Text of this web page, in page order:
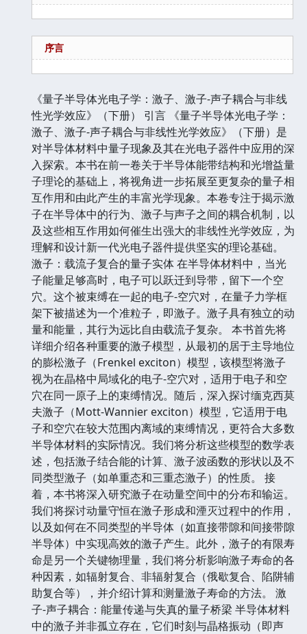
序言
《量子半导体光电子学：激子、激子-声子耦合与非线
性光学效应》（下册） 引言 《量子半导体光电子学：
激子、激子-声子耦合与非线性光学效应》（下册）是
对半导体材料中量子现象及其在光电子器件中应用的深
入探索。本书在前一卷关于半导体能带结构和光增益量
子理论的基础上，将视角进一步拓展至更复杂的量子相
互作用和由此产生的丰富光学现象。本卷专注于揭示激
子在半导体中的行为、激子与声子之间的耦合机制，以
及这些相互作用如何催生出强大的非线性光学效应，为
理解和设计新一代光电子器件提供坚实的理论基础。
激子：载流子复合的量子实体 在半导体材料中，当光
子能量足够高时，电子可以跃迁到导带，留下一个空
穴。这个被束缚在一起的电子-空穴对，在量子力学框
架下被描述为一个准粒子，即激子。激子具有独立的动
量和能量，其行为远比自由载流子复杂。 本书首先将
详细介绍各种重要的激子模型，从最初的居于主导地位
的膨松激子（Frenkel exciton）模型，该模型将激子
视为在晶格中局域化的电子-空穴对，适用于电子和空
穴在同一原子上的束缚情况。随后，深入探讨缅克西莫
夫激子（Mott-Wannier exciton）模型，它适用于电
子和空穴在较大范围内离域的束缚情况，更符合大多数
半导体材料的实际情况。我们将分析这些模型的数学表
述，包括激子结合能的计算、激子波函数的形状以及不
同类型激子（如单重态和三重态激子）的性质。 接
着，本书将深入研究激子在动量空间中的分布和输运。
我们将探讨动量守恒在激子形成和湮灭过程中的作用，
以及如何在不同类型的半导体（如直接带隙和间接带隙
半导体）中实现高效的激子产生。此外，激子的有限寿
命是另一个关键物理量，我们将分析影响激子寿命的各
种因素，如辐射复合、非辐射复合（俄歇复合、陷阱辅
助复合等），并介绍计算和测量激子寿命的方法。 激
子-声子耦合：能量传递与失真的量子桥梁 半导体材料
中的激子并非孤立存在，它们时刻与晶格振动（即声